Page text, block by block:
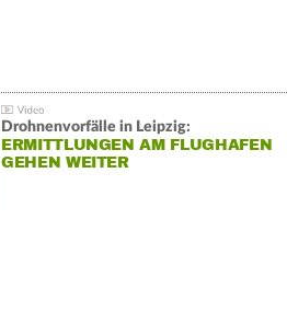
Drohnenvorfälle in Leipzig:
ERMITTLUNGEN AM FLUGHAFEN
GEHEN WEITER